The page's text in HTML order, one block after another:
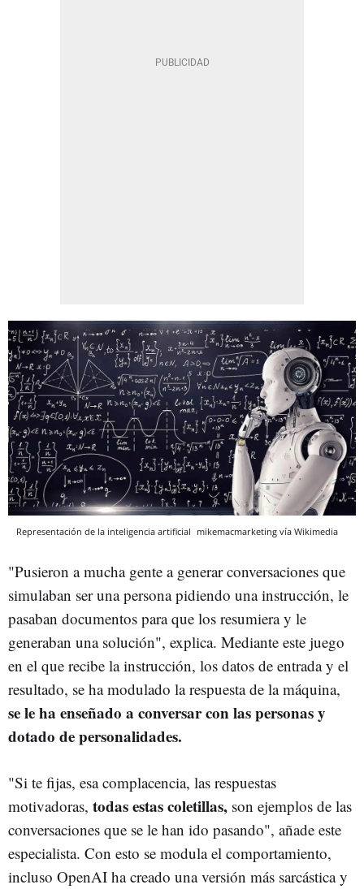
Representación de la inteligencia artificial mikemacmarketing vía Wikimedia
"Pusieron a mucha gente a generar conversaciones que
simulaban ser una persona pidiendo una instrucción, le
pasaban documentos para que los resumiera y le
generaban una solución", explica. Mediante este juego
en el que recibe la instrucción, los datos de entrada y el
resultado, se ha modulado la respuesta de la máquina,
se le ha enseñado a conversar con las personas y
dotado de personalidades.
"Si te fijas, esa complacencia, las respuestas
motivadoras, todas estas coletillas, son ejemplos de las
conversaciones que se le han ido pasando", añade este
especialista. Con esto se modula el comportamiento,
incluso OpenAI ha creado una versión más sarcástica y